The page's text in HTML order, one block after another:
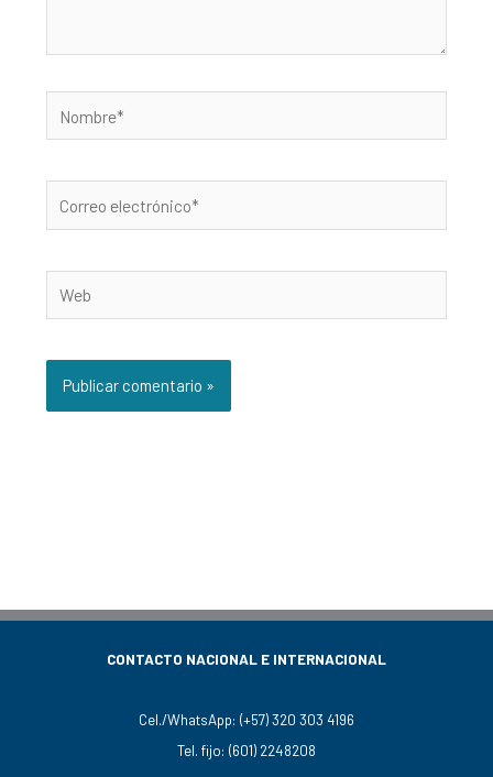
electrónico*
CONTACTO NACIONAL E INTERNACIONAL
Cel./WhatsApp: (+57) 320 303 4196
Tel. fijo: (601) 2248208